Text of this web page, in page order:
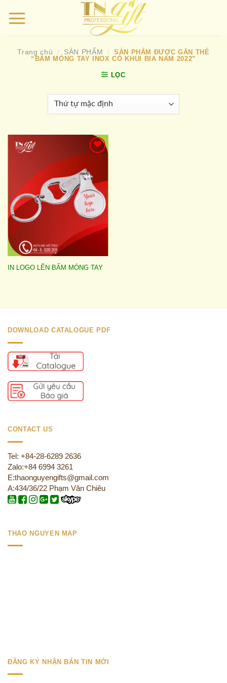
qua
Trang chủ / SẢN PHẨM / SẢN PHẨM ĐƯỢC GẮN THẺ
“BẤM MÓNG TAY INOX CÓ KHUI BIA NAM 2022”
LỌC
wishlist
IN LOGO LÊN BẤM MÓNG TAY
DOWNLOAD CATALOGUE PDF
CONTACT US
Tel: +84-28-6289 2636
Zalo:+84 6994 3261
E:thaonguyengifts@gmail.com
A:434/36/22 Phạm Văn Chiêu
THAO NGUYEN MAP
ĐĂNG KÝ NHẬN BẢN TIN MỚI